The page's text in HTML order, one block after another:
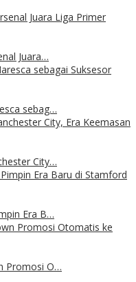
Juara…
sebag…
City…
Era B…
Promosi O…